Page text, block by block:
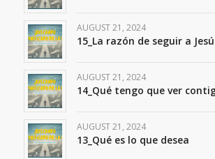
AUGUST 21, 2024
15_La razón de seguir a
AUGUST 21, 2024
14_Qué tengo que ver
AUGUST 21, 2024
13_Qué es lo que desea